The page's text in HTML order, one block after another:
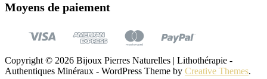
Moyens de paiement
Copyright © 2026 Bijoux Pierres Naturelles | Lithothérapie -
Authentiques Minéraux - WordPress Theme by Creative Themes.